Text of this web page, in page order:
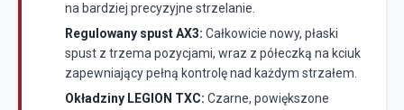
na bardziej precyzyjne strzelanie.
Regulowany spust AX3: Całkowicie nowy, płaski
spust z trzema pozycjami, wraz z półeczką na kciuk
zapewniający pełną kontrolę nad każdym strzałem.
Okładziny LEGION TXC: Czarne, powiększone